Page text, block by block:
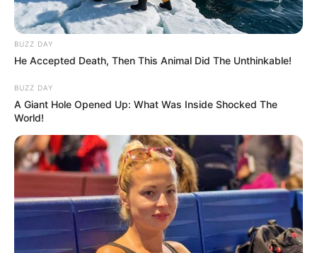
BUZZ DAY
He Accepted Death, Then This Animal Did The Unthinkable!
BUZZ DAY
A Giant Hole Opened Up: What Was Inside Shocked The
World!